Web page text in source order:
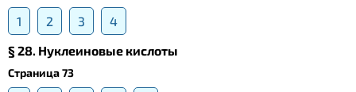
1 2 3
4
§ 28. Нуклеиновые кислоты
Страница 73